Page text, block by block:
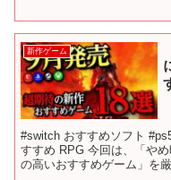
新作ゲーム
#switch おすすめソフト
すすめ RPG 今回は、「や
の高いおすすめゲーム」を